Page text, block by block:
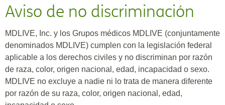
Aviso de no discriminación
MDLIVE, Inc. y los Grupos médicos MDLIVE (conjuntamente
denominados MDLIVE) cumplen con la legislación federal
aplicable a los derechos civiles y no discriminan por razón
de raza, color, origen nacional, edad, incapacidad o sexo.
MDLIVE no excluye a nadie ni lo trata de manera diferente
por razón de su raza, color, origen nacional, edad,